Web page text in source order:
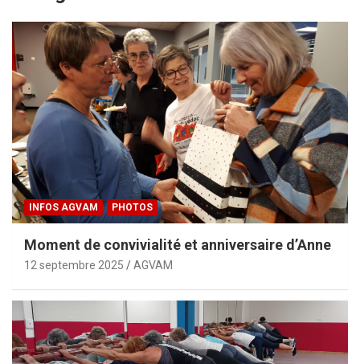
INFOS AGVAM PHOTOS
Moment de convivialité et anniversaire d’Anne
12 septembre 2025 AGVAM